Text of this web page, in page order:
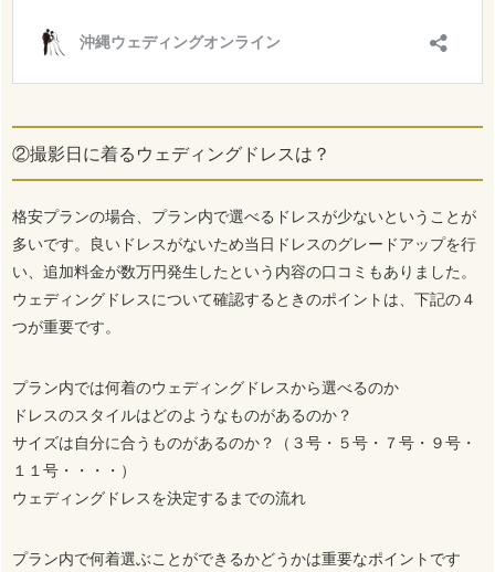
②撮影日に着るウェディングドレスは？
格安プランの場合、プラン内で選べるドレスが少ないということが
多いです。良いドレスがないため当日ドレスのグレードアップを行
い、追加料金が数万円発生したという内容の口コミもありました。
ウェディングドレスについて確認するときのポイントは、下記の４
つが重要です。
プラン内では何着のウェディングドレスから選べるのか
ドレスのスタイルはどのようなものがあるのか？
サイズは自分に合うものがあるのか？（３号・５号・７号・９号・
１１号・・・・）
ウェディングドレスを決定するまでの流れ
プラン内で何着選ぶことができるかどうかは重要なポイントです